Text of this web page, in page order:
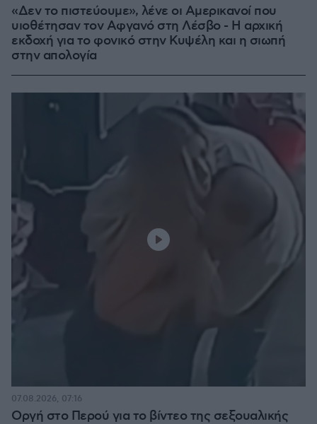
«Δεν το πιστεύουμε», λένε οι Αμερικανοί που
υιοθέτησαν τον Αφγανό στη Λέσβο - Η αρχική
εκδοχή για το φονικό στην Κυψέλη και η σιωπή
στην απολογία
Οργή στο Περού για το βίντεο της σεξουαλικής
07.08.2026, 07:16